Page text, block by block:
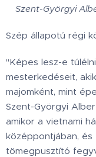
Szent-Györgyi
Szép állapotú régi
"Képes lesz-e
mesterkedéseit,
majomként, mint
Szent-Györgyi
amikor a vietnami
középpontjában, és
tömegpusztító